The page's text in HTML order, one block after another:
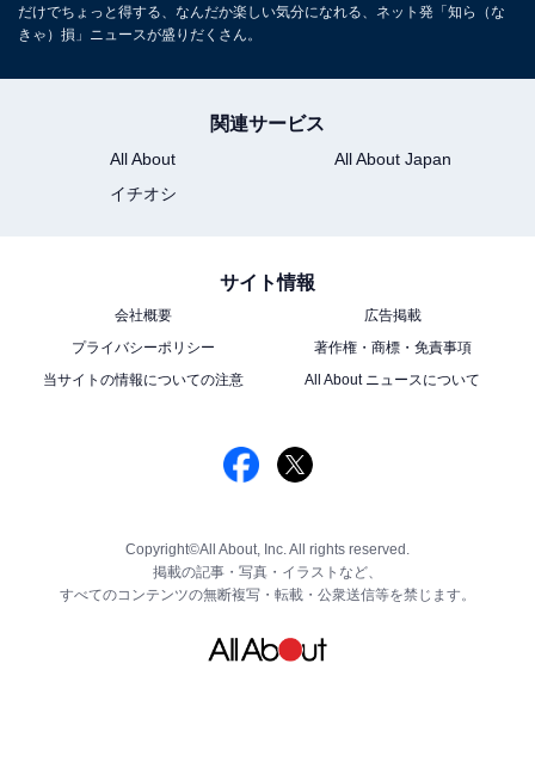
だけでちょっと得する、なんだか楽しい気分になれる、ネット発「知ら（な
きゃ）損」ニュースが盛りだくさん。
関連サービス
All About
All About Japan
イチオシ
サイト情報
会社概要
広告掲載
プライバシーポリシー
著作権・商標・免責事項
当サイトの情報についての注意
All About ニュースについて
Copyright©All About, Inc. All rights reserved.
掲載の記事・写真・イラストなど、
すべてのコンテンツの無断複写・転載・公衆送信等を禁じます。